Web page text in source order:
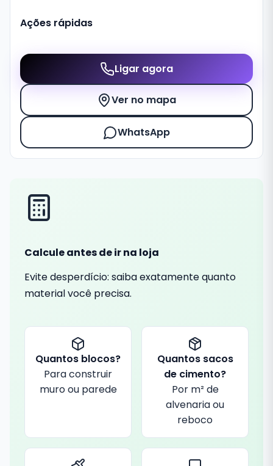
Ações rápidas
Ligar agora
Ver no mapa
WhatsApp
Calcule antes de ir na loja
Evite desperdício: saiba exatamente quanto
material você precisa.
Quantos blocos?
Para construir
muro ou parede
Quantos sacos
de cimento?
Por m² de
alvenaria ou
reboco